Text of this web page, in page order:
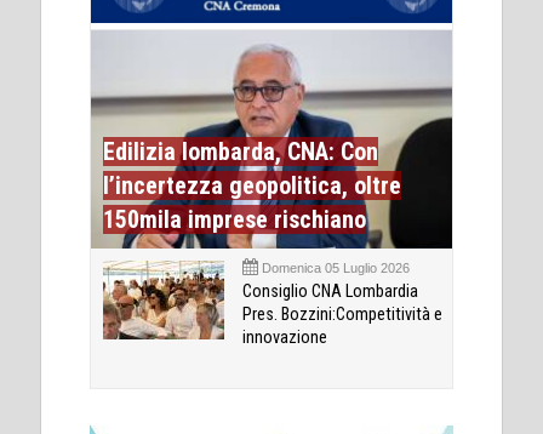
Edilizia lombarda, CNA: Con
l’incertezza geopolitica, oltre
150mila imprese rischiano
Domenica 05 Luglio 2026
Consiglio CNA Lombardia
Pres. Bozzini:Competitività e
innovazione